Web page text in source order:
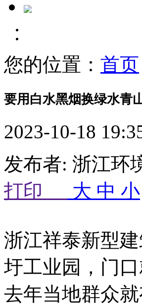
您的位置： 首页
要用白水黑烟换绿水青
2023-10-18
发布者: 浙江
打印
大 中 小
浙江祥泰新型
圩工业园，门
去年当地群众